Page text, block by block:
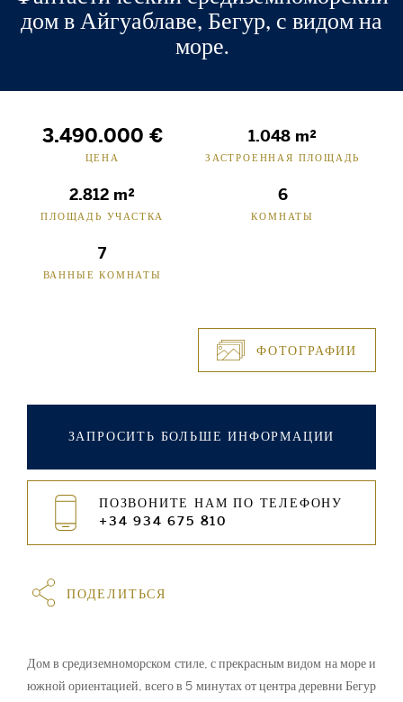
дом в Айгуаблаве, Бегур, с видом на
море.
3.490.000 €
ЦЕНА
1.048 m²
ЗАСТРОЕННАЯ ПЛОЩАДЬ
2.812 m²
ПЛОЩАДЬ УЧАСТКА
6
КОМНАТЫ
7
ВАННЫЕ КОМНАТЫ
ФОТОГРАФИИ
ЗАПРОСИТЬ БОЛЬШЕ ИНФОРМАЦИИ
ПОЗВОНИТЕ НАМ ПО ТЕЛЕФОНУ
+34 934 675 810
ПОДЕЛИТЬСЯ
Дом в средиземноморском стиле, с прекрасным видом на море и
южной ориентацией, всего в 5 минутах от центра деревни Бегур